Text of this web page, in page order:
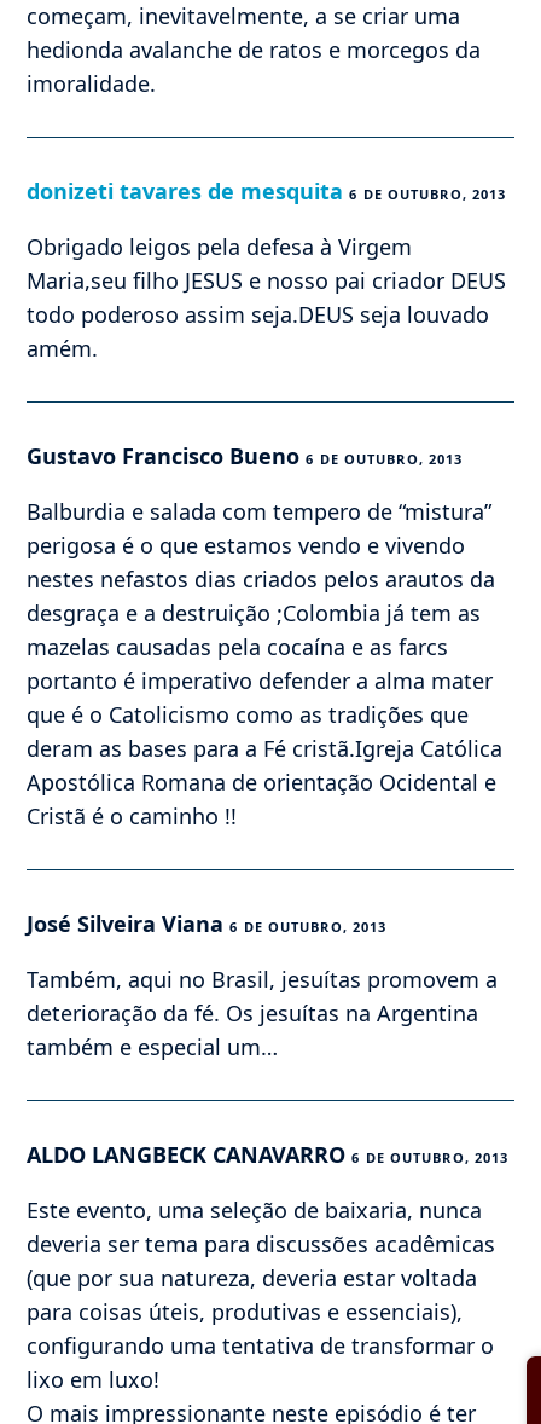
começam, inevitavelmente, a se criar uma
hedionda avalanche de ratos e morcegos da
imoralidade.
donizeti tavares de mesquita 6 DE OUTUBRO, 2013
Obrigado leigos pela defesa à Virgem
Maria,seu filho JESUS e nosso pai criador DEUS
todo poderoso assim seja.DEUS seja louvado
amém.
Gustavo Francisco Bueno6 DE OUTUBRO, 2013
Balburdia e salada com tempero de “mistura”
perigosa é o que estamos vendo e vivendo
nestes nefastos dias criados pelos arautos da
desgraça e a destruição ;Colombia já tem as
mazelas causadas pela cocaína e as farcs
portanto é imperativo defender a alma mater
que é o Catolicismo como as tradições que
deram as bases para a Fé cristã.Igreja Católica
Apostólica Romana de orientação Ocidental e
Cristã é o caminho !!
José Silveira Viana6 DE OUTUBRO, 2013
Também, aqui no Brasil, jesuítas promovem a
deterioração da fé. Os jesuítas na Argentina
também e especial um…
ALDO LANGBECK CANAVARRO6 DE OUTUBRO, 2013
Este evento, uma seleção de baixaria, nunca
deveria ser tema para discussões acadêmicas
(que por sua natureza, deveria estar voltada
para coisas úteis, produtivas e essenciais),
configurando uma tentativa de transformar o
lixo em luxo!
O mais impressionante neste episódio é ter